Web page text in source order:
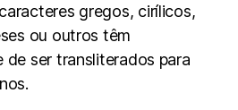
gregos, cirílicos,
ou outros têm
de ser transliterados para